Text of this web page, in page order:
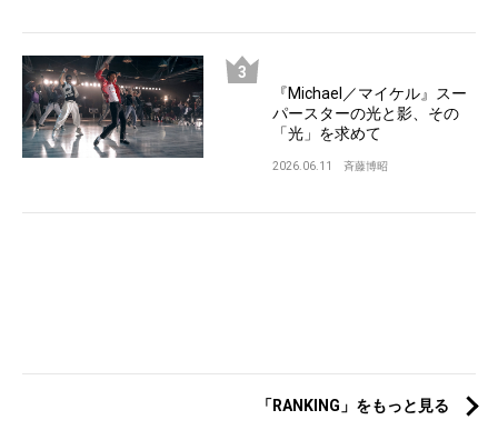
『Michael／マイケル』スー
パースターの光と影、その
「光」を求めて
2026.06.11 斉藤博昭
「RANKING」をもっと見る